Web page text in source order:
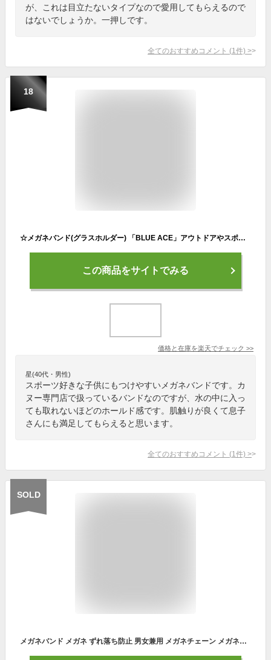
が、これは目立たないタイプなので愛用してもらえるので
はないでしょうか。一押しです。
全てのおすすめコメント (1 件) >
18
☆メガネバンド(グラスホルダー) 「BLUE ACE」アウトドアやスポーツに最適。累計３万本の販売実績。大人から子供用めがねバンドとして、フレームに合わせて選べる2サイズ。スポーツ クラブ活動 サーフィンやラフティング・カヤックなどウォータースポーツにもおすすめ
この商品をサイトでみる
価格と在庫を楽天でチェック >>
星(40代・男性)
スポーツ好きな子供にもつけやすいメガネバンドです。カ
ヌー専門店で扱っているバンドなのですが、水の中に入っ
ても取れないほどのホールド感です。肌触りが良くて息子
さんにも満足してもらえると思います。
全てのおすすめコメント (1 件) >
SOLD
メガネバンド メガネ ずれ落ち防止 男女兼用 メガネチェーン メガネバンド シリコン製 眼鏡バンド メガネストラップ スポー ツ用 男女兼用 2枚セット（ブラック ×1、ブルー×1）Ru mei